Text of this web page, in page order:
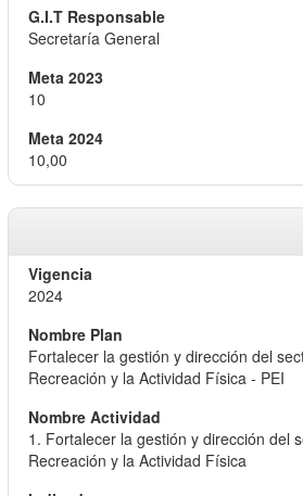
Secretaría General
10
10,00
2024
Fortalecer la gestión y dirección del
Recreación y la Actividad Física - PEI
1. Fortalecer la gestión y dirección del
Recreación y la Actividad Física